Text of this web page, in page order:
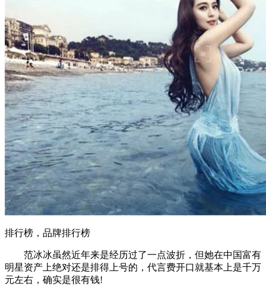
排行榜，品牌排行榜
范冰冰虽然近年来是经历过了一点波折，但她在中国富有
明星资产上绝对还是排得上号的，代言费开口就基本上是千万
元左右，确实是很有钱!